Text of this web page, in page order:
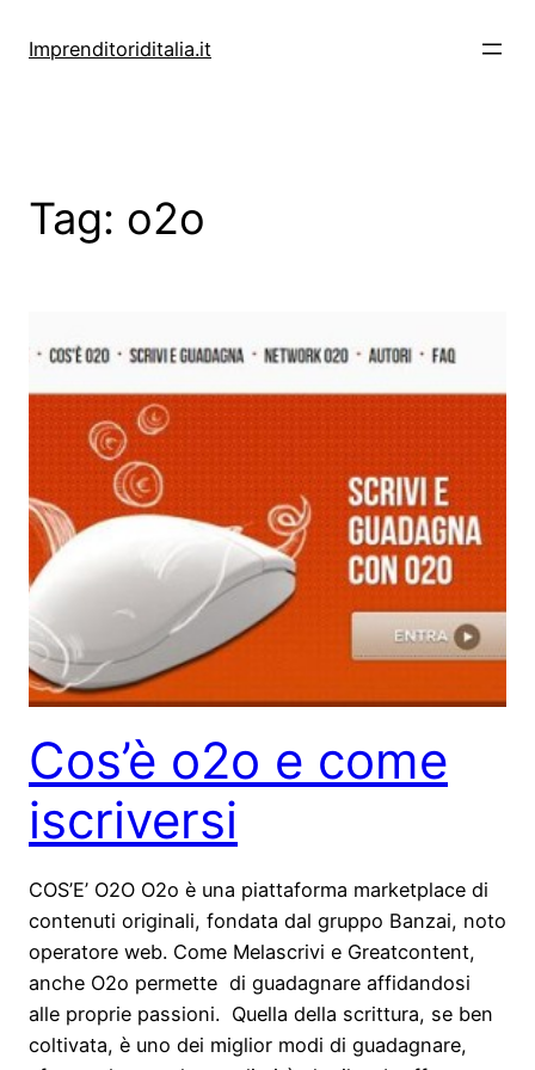
Imprenditoriditalia.it
Tag: o2o
Cos’è o2o e come
iscriversi
COS’E’ O2O O2o è una piattaforma marketplace di
contenuti originali, fondata dal gruppo Banzai, noto
operatore web. Come Melascrivi e Greatcontent,
anche O2o permette di guadagnare affidandosi
alle proprie passioni. Quella della scrittura, se ben
coltivata, è uno dei miglior modi di guadagnare,